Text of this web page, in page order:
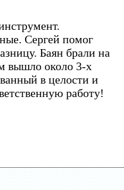
Сергей помог
Баян брали на
вышло около 3-х
в целости и
работу!